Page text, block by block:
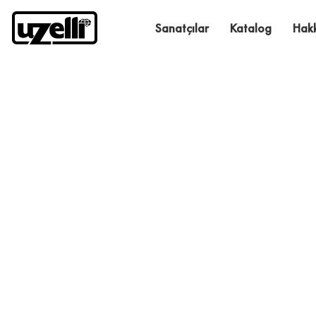
Sanatçılar Katalog